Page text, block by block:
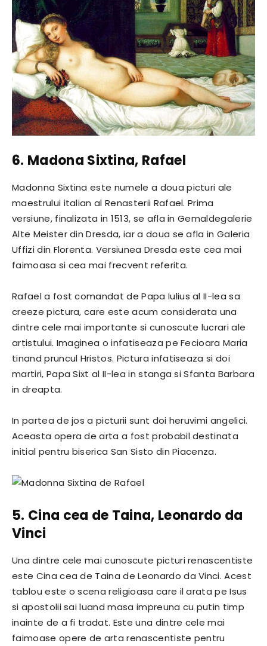
6. Madona Sixtina, Rafael
Madonna Sixtina este numele a doua picturi ale
maestrului italian al Renasterii Rafael. Prima
versiune, finalizata in 1513, se afla in Gemaldegalerie
Alte Meister din Dresda, iar a doua se afla in Galeria
Uffizi din Florenta. Versiunea Dresda este cea mai
faimoasa si cea mai frecvent referita.
Rafael a fost comandat de Papa Iulius al II-lea sa
creeze pictura, care este acum considerata una
dintre cele mai importante si cunoscute lucrari ale
artistului. Imaginea o infatiseaza pe Fecioara Maria
tinand pruncul Hristos. Pictura infatiseaza si doi
martiri, Papa Sixt al II-lea in stanga si Sfanta Barbara
in dreapta.
In partea de jos a picturii sunt doi heruvimi angelici.
Aceasta opera de arta a fost probabil destinata
initial pentru biserica San Sisto din Piacenza.
5. Cina cea de Taina, Leonardo da
Vinci
Una dintre cele mai cunoscute picturi renascentiste
este Cina cea de Taina de Leonardo da Vinci. Acest
tablou este o scena religioasa care il arata pe Isus
si apostolii sai luand masa impreuna cu putin timp
inainte de a fi tradat. Este una dintre cele mai
faimoase opere de arta renascentiste pentru